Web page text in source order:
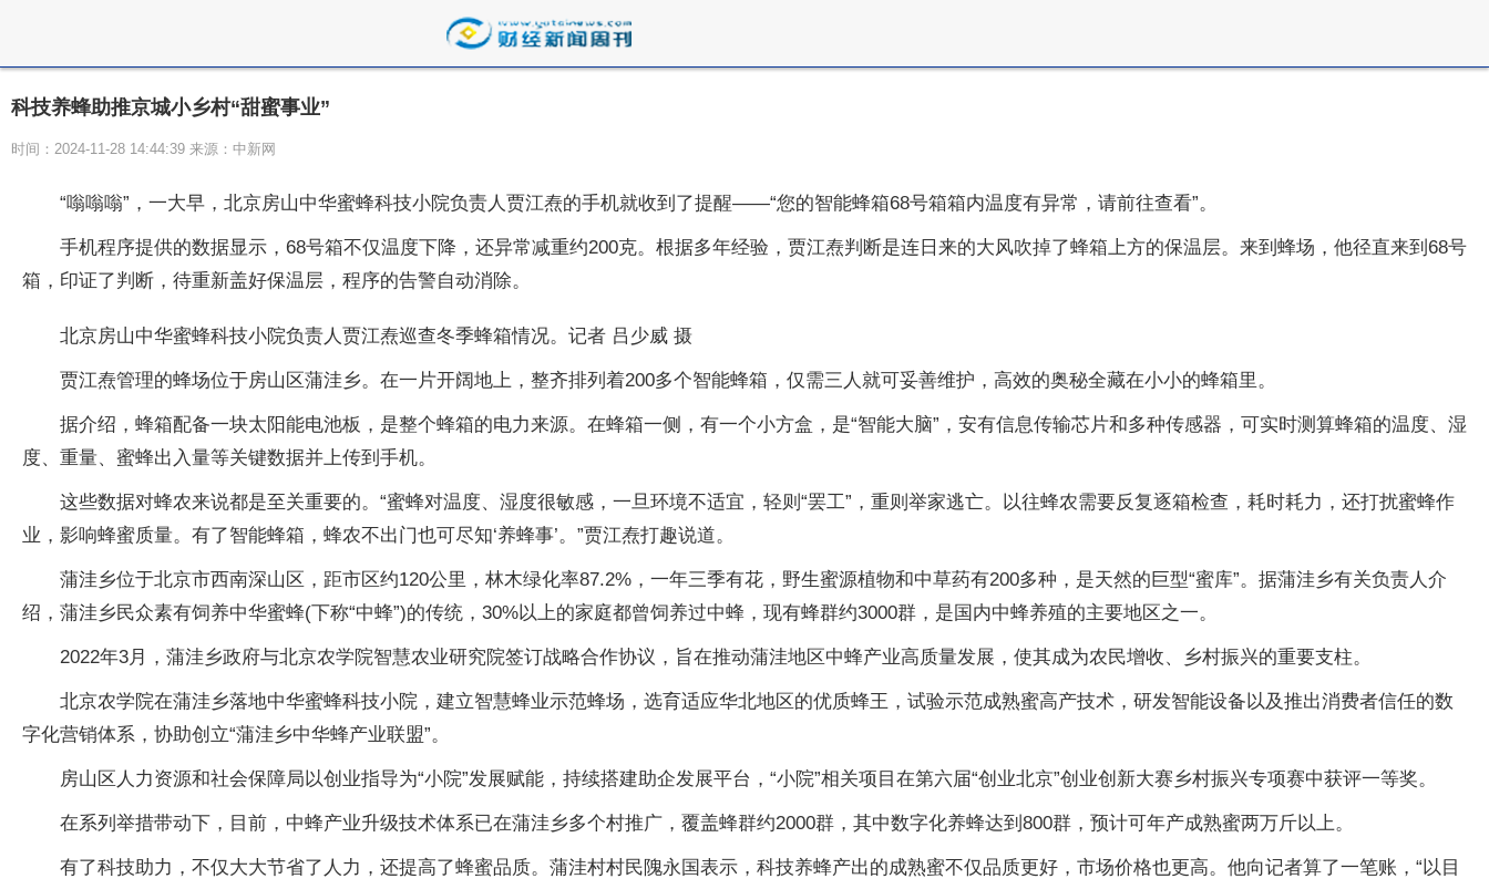
科技养蜂助推京城小乡村“甜蜜事业”
时间：2024-11-28 14:44:39 来源：中新网
“嗡嗡嗡”，一大早，北京房山中华蜜蜂科技小院负责人贾江焘的手机就收到了提醒——“您的智能蜂箱68号箱箱内温度有异常，请前往查看”。
手机程序提供的数据显示，68号箱不仅温度下降，还异常减重约200克。根据多年经验，贾江焘判断是连日来的大风吹掉了蜂箱上方的保温层。来到蜂场，他径直来到68号
箱，印证了判断，待重新盖好保温层，程序的告警自动消除。
北京房山中华蜜蜂科技小院负责人贾江焘巡查冬季蜂箱情况。记者 吕少威 摄
贾江焘管理的蜂场位于房山区蒲洼乡。在一片开阔地上，整齐排列着200多个智能蜂箱，仅需三人就可妥善维护，高效的奥秘全藏在小小的蜂箱里。
据介绍，蜂箱配备一块太阳能电池板，是整个蜂箱的电力来源。在蜂箱一侧，有一个小方盒，是“智能大脑”，安有信息传输芯片和多种传感器，可实时测算蜂箱的温度、湿
度、重量、蜜蜂出入量等关键数据并上传到手机。
这些数据对蜂农来说都是至关重要的。“蜜蜂对温度、湿度很敏感，一旦环境不适宜，轻则“罢工”，重则举家逃亡。以往蜂农需要反复逐箱检查，耗时耗力，还打扰蜜蜂作
业，影响蜂蜜质量。有了智能蜂箱，蜂农不出门也可尽知‘养蜂事’。”贾江焘打趣说道。
蒲洼乡位于北京市西南深山区，距市区约120公里，林木绿化率87.2%，一年三季有花，野生蜜源植物和中草药有200多种，是天然的巨型“蜜库”。据蒲洼乡有关负责人介
绍，蒲洼乡民众素有饲养中华蜜蜂(下称“中蜂”)的传统，30%以上的家庭都曾饲养过中蜂，现有蜂群约3000群，是国内中蜂养殖的主要地区之一。
2022年3月，蒲洼乡政府与北京农学院智慧农业研究院签订战略合作协议，旨在推动蒲洼地区中蜂产业高质量发展，使其成为农民增收、乡村振兴的重要支柱。
北京农学院在蒲洼乡落地中华蜜蜂科技小院，建立智慧蜂业示范蜂场，选育适应华北地区的优质蜂王，试验示范成熟蜜高产技术，研发智能设备以及推出消费者信任的数
字化营销体系，协助创立“蒲洼乡中华蜂产业联盟”。
房山区人力资源和社会保障局以创业指导为“小院”发展赋能，持续搭建助企发展平台，“小院”相关项目在第六届“创业北京”创业创新大赛乡村振兴专项赛中获评一等奖。
在系列举措带动下，目前，中蜂产业升级技术体系已在蒲洼乡多个村推广，覆盖蜂群约2000群，其中数字化养蜂达到800群，预计可年产成熟蜜两万斤以上。
有了科技助力，不仅大大节省了人力，还提高了蜂蜜品质。蒲洼村村民隗永国表示，科技养蜂产出的成熟蜜不仅品质更好，市场价格也更高。他向记者算了一笔账，“以目